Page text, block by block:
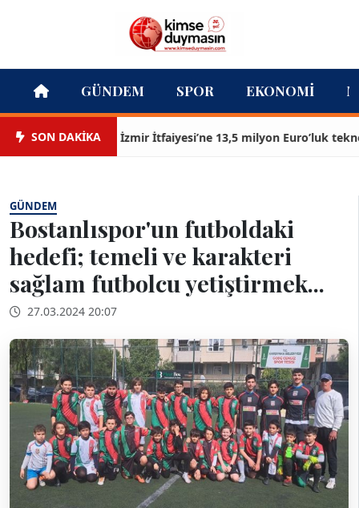
GÜNDEM SPOR EKONOMI
SON DAKİKAİzmir İtfaiyesi’ne 13,5 milyon Euro’luk teknoloji
GÜNDEM
Bostanlıspor'un futboldaki
hedefi; temeli ve karakteri
sağlam futbolcu yetiştirmek...
27.03.2024 20:07